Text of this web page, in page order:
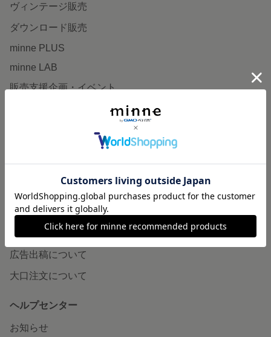
ヴィンテージ販売
ダウンロード販売
minne PLUS
minne LAB
販売支援企画・イベント
minneとものづくりと
minneの本
企業の方へ
広告出稿について
大口注文について
ヘルプセンター
お知らせ